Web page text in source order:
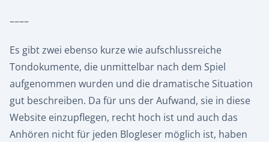
––––
Es gibt zwei ebenso kurze wie aufschlussreiche
Tondokumente, die unmittelbar nach dem Spiel
aufgenommen wurden und die dramatische Situation
gut beschreiben. Da für uns der Aufwand, sie in diese
Website einzupflegen, recht hoch ist und auch das
Anhören nicht für jeden Blogleser möglich ist, haben